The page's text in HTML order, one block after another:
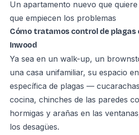
Un apartamento nuevo que
que empiecen los problemas
Cómo tratamos control de plagas
Inwood
Ya sea en un walk-up, un
una casa unifamiliar, su espacio
específica de plagas —
cocina, chinches de las paredes
hormigas y arañas en las
los desagües.